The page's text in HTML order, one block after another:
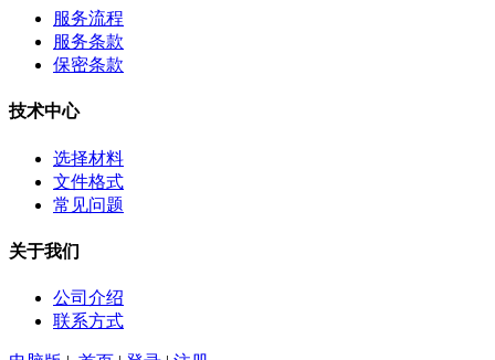
服务流程
服务条款
保密条款
技术中心
选择材料
文件格式
常见问题
关于我们
公司介绍
联系方式